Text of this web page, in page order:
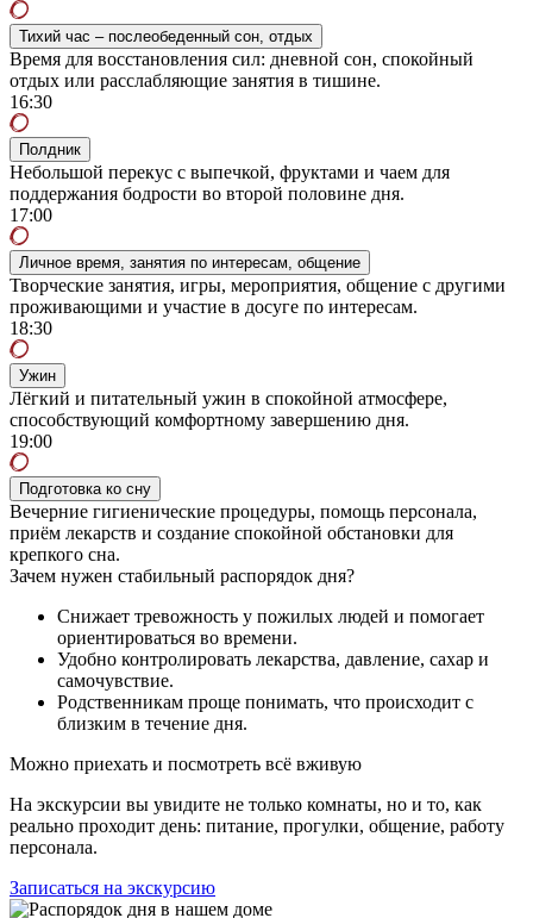
Тихий час – послеобеденный сон, отдых
Время для восстановления сил: дневной сон, спокойный
отдых или расслабляющие занятия в тишине.
16:30
Полдник
Небольшой перекус с выпечкой, фруктами и чаем для
поддержания бодрости во второй половине дня.
17:00
Личное время, занятия по интересам, общение
Творческие занятия, игры, мероприятия, общение с другими
проживающими и участие в досуге по интересам.
18:30
Ужин
Лёгкий и питательный ужин в спокойной атмосфере,
способствующий комфортному завершению дня.
19:00
Подготовка ко сну
Вечерние гигиенические процедуры, помощь персонала,
приём лекарств и создание спокойной обстановки для
крепкого сна.
Зачем нужен стабильный распорядок дня?
Снижает тревожность у пожилых людей и помогает
ориентироваться во времени.
Удобно контролировать лекарства, давление, сахар и
самочувствие.
Родственникам проще понимать, что происходит с
близким в течение дня.
Можно приехать и посмотреть всё вживую
На экскурсии вы увидите не только комнаты, но и то, как
реально проходит день: питание, прогулки, общение, работу
персонала.
Записаться на экскурсию